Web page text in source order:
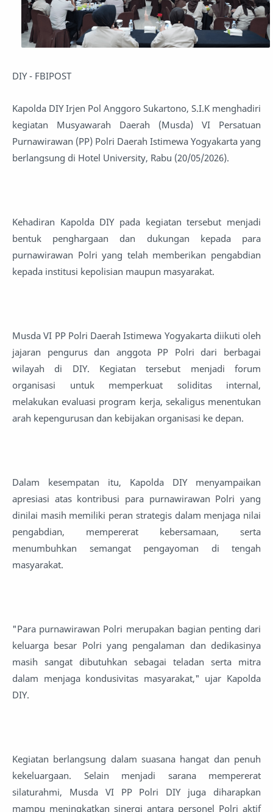
DIY - FBIPOST
Kapolda DIY Irjen Pol Anggoro Sukartono, S.I.K menghadiri
kegiatan Musyawarah Daerah (Musda) VI Persatuan
Purnawirawan (PP) Polri Daerah Istimewa Yogyakarta yang
berlangsung di Hotel University, Rabu (20/05/2026).
Kehadiran Kapolda DIY pada kegiatan tersebut menjadi
bentuk penghargaan dan dukungan kepada para
purnawirawan Polri yang telah memberikan pengabdian
kepada institusi kepolisian maupun masyarakat.
Musda VI PP Polri Daerah Istimewa Yogyakarta diikuti oleh
jajaran pengurus dan anggota PP Polri dari berbagai
wilayah di DIY. Kegiatan tersebut menjadi forum
organisasi untuk memperkuat soliditas internal,
melakukan evaluasi program kerja, sekaligus menentukan
arah kepengurusan dan kebijakan organisasi ke depan.
Dalam kesempatan itu, Kapolda DIY menyampaikan
apresiasi atas kontribusi para purnawirawan Polri yang
dinilai masih memiliki peran strategis dalam menjaga nilai
pengabdian, mempererat kebersamaan, serta
menumbuhkan semangat pengayoman di tengah
masyarakat.
"Para purnawirawan Polri merupakan bagian penting dari
keluarga besar Polri yang pengalaman dan dedikasinya
masih sangat dibutuhkan sebagai teladan serta mitra
dalam menjaga kondusivitas masyarakat," ujar Kapolda
DIY.
Kegiatan berlangsung dalam suasana hangat dan penuh
kekeluargaan. Selain menjadi sarana mempererat
silaturahmi, Musda VI PP Polri DIY juga diharapkan
mampu meningkatkan sinergi antara personel Polri aktif